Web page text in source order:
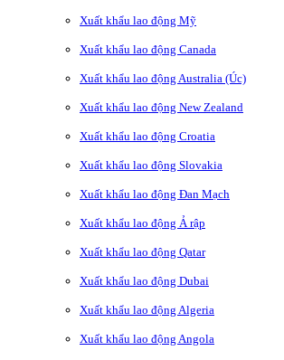
Xuất khẩu lao động Mỹ
Xuất khẩu lao động Canada
Xuất khẩu lao động Australia (Úc)
Xuất khẩu lao động New Zealand
Xuất khẩu lao động Croatia
Xuất khẩu lao động Slovakia
Xuất khẩu lao động Đan Mạch
Xuất khẩu lao động Ả rập
Xuất khẩu lao động Qatar
Xuất khẩu lao động Dubai
Xuất khẩu lao động Algeria
Xuất khẩu lao động Angola